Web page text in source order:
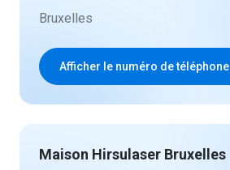
Bruxelles
Afficher le numéro de téléphone
Maison Hirsulaser Bruxelles